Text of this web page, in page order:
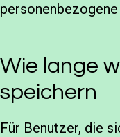
Wie lange
speichern
Für Benutzer, die